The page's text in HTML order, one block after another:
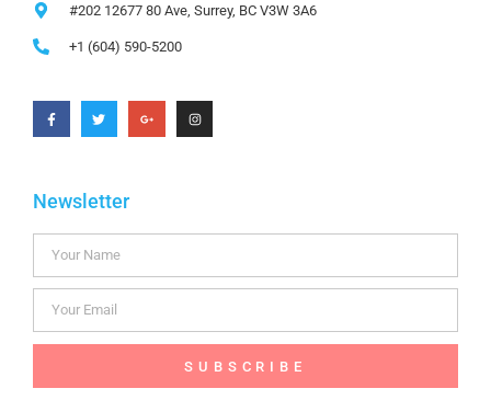
#202 12677 80 Ave, Surrey, BC V3W 3A6
+1 (604) 590-5200
Newsletter
SUBSCRIBE